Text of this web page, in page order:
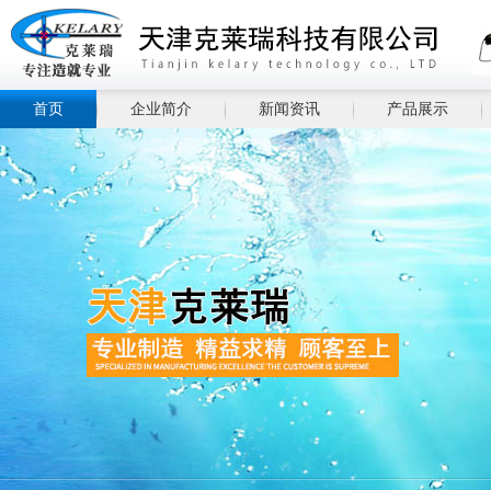
首页 企业简介 新闻资讯 产品展示